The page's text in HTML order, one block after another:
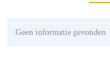
Geen informatie gevonden